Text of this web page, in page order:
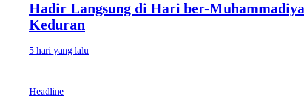
Hadir Langsung di Hari ber-
Keduran
5 hari yang lalu
Headline